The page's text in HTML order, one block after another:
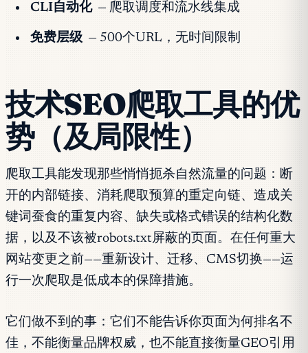
CLI自动化 — 爬取调度和流水线集成
免费层级 — 500个URL，无时间限制
技术SEO爬取工具的优
势（及局限性）
爬取工具能发现那些悄悄扼杀自然流量的问题：断
开的内部链接、消耗爬取预算的重定向链、造成关
键词蚕食的重复内容、缺失或格式错误的结构化数
据，以及不该被robots.txt屏蔽的页面。在任何重大
网站变更之前——重新设计、迁移、CMS切换——运
行一次爬取是低成本的保障措施。
它们做不到的事：它们不能告诉你页面为何排名不
佳，不能衡量品牌权威，也不能直接衡量GEO引用